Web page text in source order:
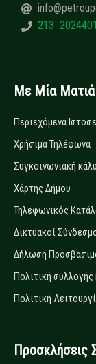
213 2024401
Με Μία Ματιά
Περιεχόμενα
Χρήσιμα Τηλέφωνα
Συγκοινωνιακή
Χάρτης Δήμου
Τηλεφωνικός
Δικτυακοί
Δήλωση
Πολιτική
Πολιτική
Προσκλήσεις